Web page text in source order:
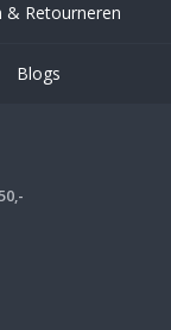
& Retourneren
Blogs